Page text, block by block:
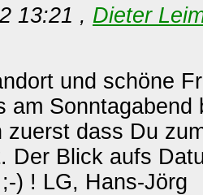
13:21 , Dieter
und schöne
am Sonntagabend
zuerst dass Du
Der Blick aufs
) ! LG, Hans-Jörg